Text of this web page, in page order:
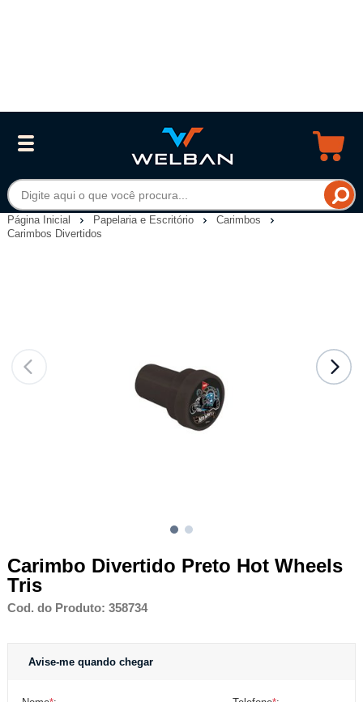
Página Inicial Papelaria e Escritório
Carimbos
Carimbos Divertidos
Carimbo Divertido Preto Hot Wheels
Tris
Cod. do Produto: 358734
Avise-me quando chegar